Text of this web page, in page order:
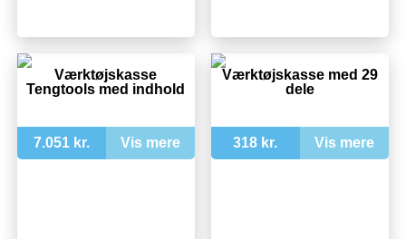
Værktøjskasse
Tengtools med indhold
7.051 kr. Vis mere
Værktøjskasse med 29
dele
318 kr. Vis mere